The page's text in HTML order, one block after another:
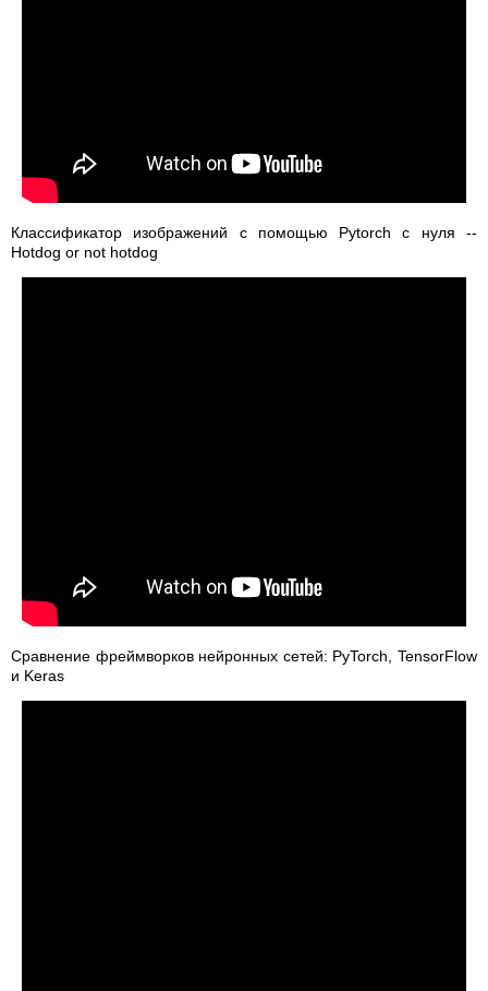
Классификатор изображений с помощью Pytorch с нуля --
Hotdog or not hotdog
Сравнение фреймворков нейронных сетей: PyTorch, TensorFlow
и Keras